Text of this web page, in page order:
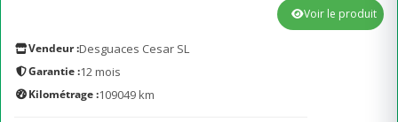
Vendeur :Desguaces Cesar SL
Garantie :12 mois
Kilométrage :109049 km
Voir le produit